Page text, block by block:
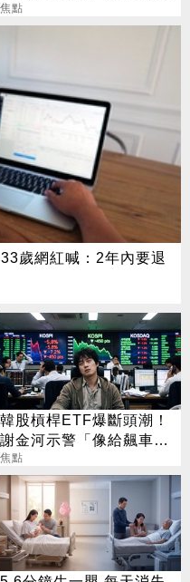
一直挨打
焦點
歲網紅喊：2年內要退
韓股槓桿ETF爆斷頭潮！
謝金河示警「像給飆車少
年吃迷幻藥」
焦點